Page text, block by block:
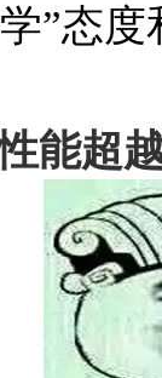
”态
能超